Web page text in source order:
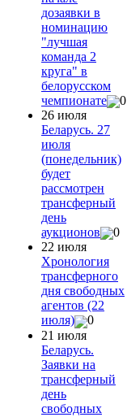
дозаявки в
номинацию
"лучшая
команда 2
круга" в
белорусском
чемпионате
0
26 июля
Беларусь. 27
июля
(понедельник)
будет
рассмотрен
трансферный
день
аукционов
0
22 июля
Хронология
трансферного
дня свободных
агентов (22
июля)
0
21 июля
Беларусь.
Заявки на
трансферный
день
свободных